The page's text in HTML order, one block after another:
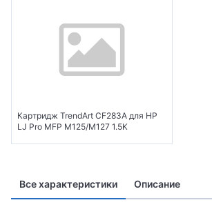
Картридж TrendArt CF283A для HP
LJ Pro MFP M125/M127 1.5K
Все характеристики Описание